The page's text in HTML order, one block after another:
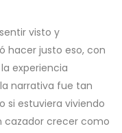
visto y
hacer justo eso, con
experiencia
narrativa fue tan
si estuviera viviendo
cazador crecer como